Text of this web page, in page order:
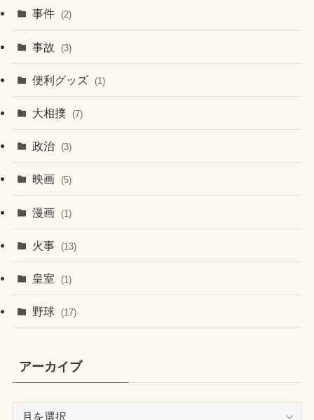
事件 (2)
事故 (3)
便利グッズ (1)
大相撲 (7)
政治 (3)
映画 (5)
漫画 (1)
火事 (13)
皇室 (1)
野球 (17)
アーカイブ